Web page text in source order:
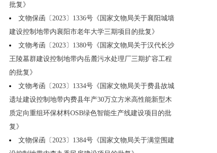
批复》
文物保函〔2023〕1336号《国家文物局关于襄阳城墙
建设控制地带内襄阳市老年大学三期项目的批复》
文物考函〔2023〕1380号《国家文物局关于汉代长沙
王陵墓群建设控制地带内岳麓污水处理厂三期扩容工程
的批复》
文物考函〔2023〕1334号《国家文物局关于费县故城
遗址建设控制地带内费县年产30万立方米高性能新型木
质定向重组环保材料OSB绿色智能生产线建设项目的批
复》
文物保函〔2023〕1384号《国家文物局关于满堂围建